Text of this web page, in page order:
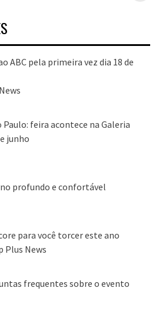
ABC pela primeira vez dia 18 de
Paulo: feira acontece na Galeria
junho
profundo e confortável
para você torcer este ano
Plus News
frequentes sobre o evento